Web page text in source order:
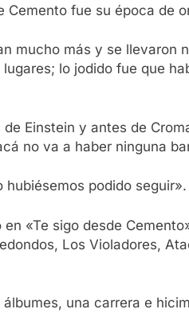
Cemento fue su época de
mucho más y se
lo jodido fue que
Einstein y antes de
no va a haber ninguna
podido seguir».
«Te sigo desde
Los Violadores,
una carrera e